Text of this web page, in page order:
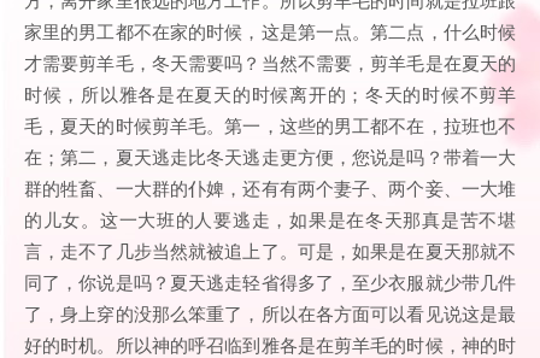
家里的男工都不在家的时候，这是第一点。第二点，什么时候
才需要剪羊毛，冬天需要吗？当然不需要，剪羊毛是在夏天的
时候，所以雅各是在夏天的时候离开的；冬天的时候不剪羊
毛，夏天的时候剪羊毛。第一，这些的男工都不在，拉班也不
在；第二，夏天逃走比冬天逃走更方便，您说是吗？带着一大
群的牲畜、一大群的仆婢，还有有两个妻子、两个妾、一大堆
的儿女。这一大班的人要逃走，如果是在冬天那真是苦不堪
言，走不了几步当然就被追上了。可是，如果是在夏天那就不
同了，你说是吗？夏天逃走轻省得多了，至少衣服就少带几件
了，身上穿的没那么笨重了，所以在各方面可以看见说这是最
好的时机。所以神的呼召临到雅各是在剪羊毛的时候，神的时